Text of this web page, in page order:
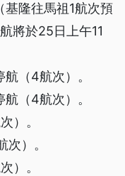
隆往馬祖1航次預
將於25日上午11
（4航次）。
（4航次）。
）。
）。
）。